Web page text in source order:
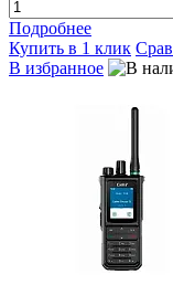
Подробнее
Купить в 1 клик
В избранное